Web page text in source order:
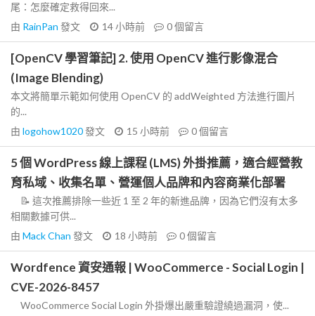
尾：怎麼確定救得回來...
由 RainPan 發文 14 小時前 0個留言
[OpenCV 學習筆記] 2. 使用 OpenCV 進行影像混合
(Image Blending)
本文將簡單示範如何使用 OpenCV 的 addWeighted 方法進行圖片
的...
由 logohow1020發文 15 小時前 0個留言
5 個 WordPress 線上課程 (LMS) 外掛推薦，適合經營教
育私域、收集名單、營運個人品牌和內容商業化部署
📝 這次推薦排除一些近 1 至 2 年的新進品牌，因為它們沒有太多
相關數據可供...
由 Mack Chan 發文 18 小時前 0個留言
Wordfence 資安通報 | WooCommerce - Social Login |
CVE-2026-8457
WooCommerce Social Login 外掛爆出嚴重驗證繞過漏洞，使...